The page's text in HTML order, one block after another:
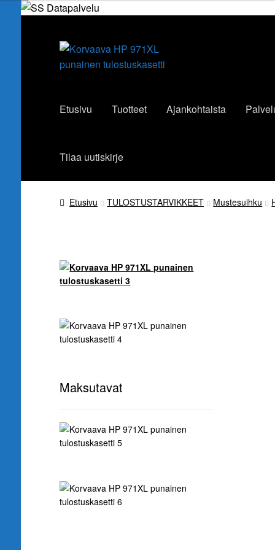
Siirry
navigointiin
Siirry
sisältöön
Etusivu Tuotteet Ajankohtaista
Tilaa uutiskirje
Etusivu TULOSTUSTARVIKKEET Mustesuihku
Maksutavat